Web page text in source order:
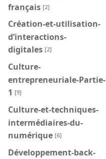
français [2]
Création-et-utilisation-
d’interactions-
digitales [2]
Culture-
entrepreneuriale-Partie-
1 [9]
Culture-et-techniques-
intermédiaires-du-
numérique [6]
Développement-back-